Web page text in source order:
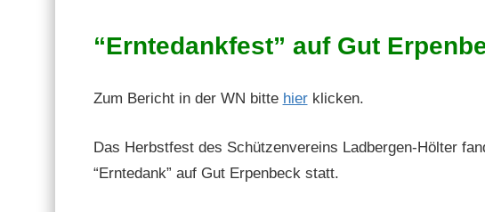
“Erntedankfest” auf Gut
Zum Bericht in der WN bitte hierklicken.
Das Herb­st­fest des Schützen­vere­ins Lad­ber­gen-Höl­ter
“Erntedank” auf Gut Erpen­beck statt.